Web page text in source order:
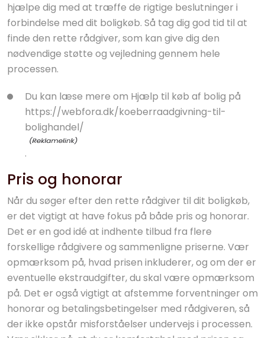
hjælpe dig med at træffe de rigtige beslutninger i
forbindelse med dit boligkøb. Så tag dig god tid til at
finde den rette rådgiver, som kan give dig den
nødvendige støtte og vejledning gennem hele
processen.
Du kan læse mere om Hjælp til køb af bolig på
https://webfora.dk/koeberraadgivning-til-
bolighandel/
.
Pris og honorar
Når du søger efter den rette rådgiver til dit boligkøb,
er det vigtigt at have fokus på både pris og honorar.
Det er en god idé at indhente tilbud fra flere
forskellige rådgivere og sammenligne priserne. Vær
opmærksom på, hvad prisen inkluderer, og om der er
eventuelle ekstraudgifter, du skal være opmærksom
på. Det er også vigtigt at afstemme forventninger om
honorar og betalingsbetingelser med rådgiveren, så
der ikke opstår misforståelser undervejs i processen.